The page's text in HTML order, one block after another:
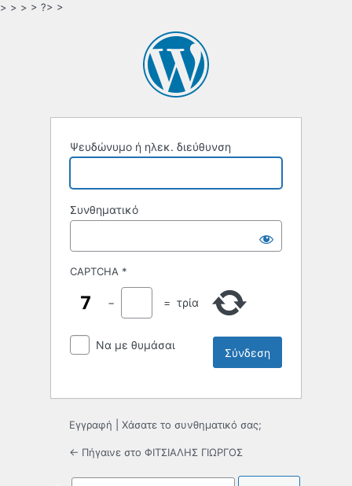
> > > > ?> >
Ψευδώνυμο ή ηλεκ. διεύθυνση
Συνθηματικό
CAPTCHA *
− = τρία
Να με θυμάσαι
Εγγραφή Χάσατε το συνθηματικό σας;
← Πήγαινε στο ΦΙΤΣΙΑΛΗΣ ΓΙΩΡΓΟΣ